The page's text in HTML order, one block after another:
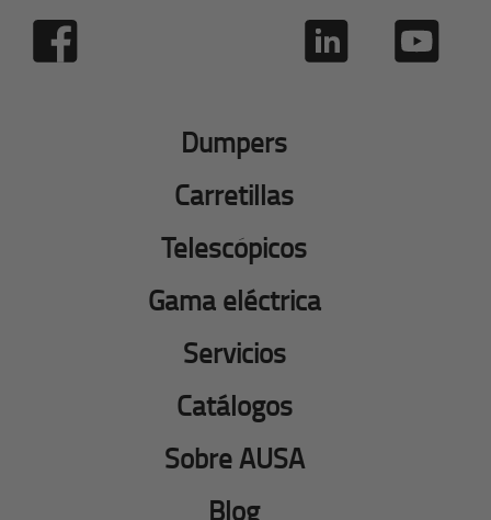
Dumpers
Carretillas
Telescópicos
Gama eléctrica
Servicios
Catálogos
Sobre AUSA
Blog